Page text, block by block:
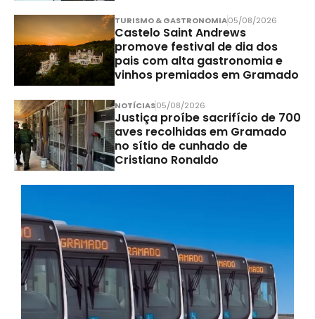
TURISMO & GASTRONOMIA05/08/2026
Castelo Saint Andrews
promove festival de dia dos
pais com alta gastronomia e
vinhos premiados em Gramado
NOTÍCIAS05/08/2026
Justiça proíbe sacrifício de 700
aves recolhidas em Gramado
no sítio de cunhado de
Cristiano Ronaldo